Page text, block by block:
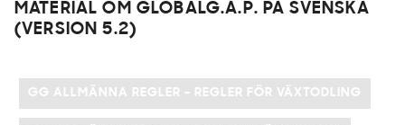
MATERIAL OM GLOBALG.A.P. PÅ SVENSKA
(VERSION 5.2)
GG ALLMÄNNA REGLER - REGLER FÖR VÄXTODLING